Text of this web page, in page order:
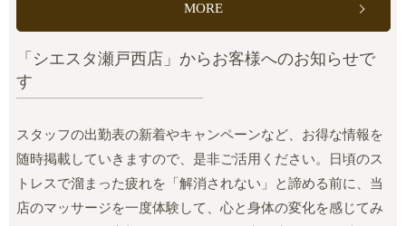
MORE
「シエスタ瀬戸西店」からお客様へのお知らせで
す
スタッフの出勤表の新着やキャンペーンなど、お得な情報を
随時掲載していきますので、是非ご活用ください。日頃のス
トレスで溜まった疲れを「解消されない」と諦める前に、当
店のマッサージを一度体験して、心と身体の変化を感じてみ